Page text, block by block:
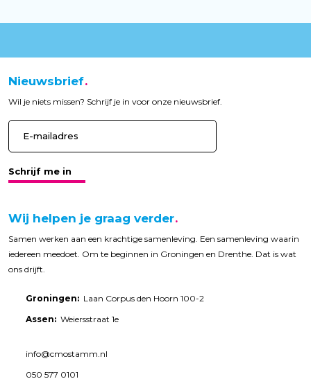
Wij helpen je graag verder
Samen werken aan een krachtige samenleving. Een samenleving waarin
iedereen meedoet. Om te beginnen in Groningen en Drenthe. Dat is wat
ons drijft.
Groningen: Laan Corpus den Hoorn 100-2
Assen: Weiersstraat 1e
info@cmostamm.nl
050 577 0101
Nieuwsbrief
Wil je niets missen? Schrijf je in voor onze nieuwsbrief.
Schrijf me in